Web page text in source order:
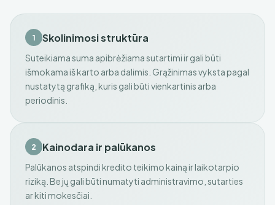
1 Skolinimosi struktūra
Suteikiama suma apibrėžiama sutartimi ir gali būti
išmokama iš karto arba dalimis. Grąžinimas vyksta pagal
nustatytą grafiką, kuris gali būti vienkartinis arba
periodinis.
2 Kainodara ir palūkanos
Palūkanos atspindi kredito teikimo kainą ir laikotarpio
riziką. Be jų gali būti numatyti administravimo, sutarties
ar kiti mokesčiai.